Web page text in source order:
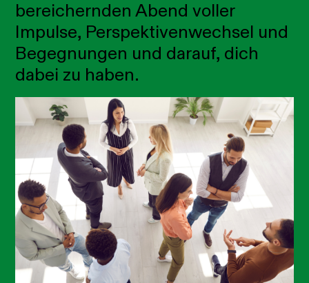
bereichernden Abend voller
Impulse, Perspektivenwechsel und
Begegnungen und darauf, dich
dabei zu haben.